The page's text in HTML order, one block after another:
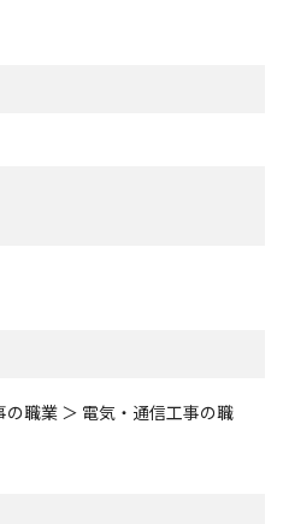
職業 ＞ 電気・通信工事の職